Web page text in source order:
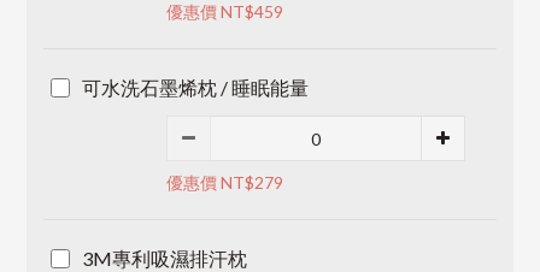
優惠價 NT$459
可水洗石墨烯枕 / 睡眠能量
優惠價 NT$279
3M專利吸濕排汗枕